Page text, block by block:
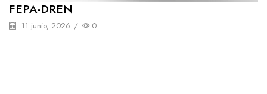
FEPA-DREN
11 junio, 2026 / 0